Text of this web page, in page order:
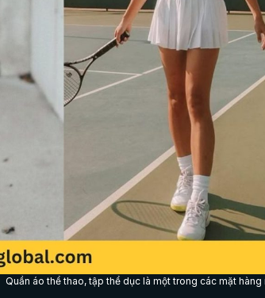
Quần áo thể thao, tập thể dục là một trong các mặt